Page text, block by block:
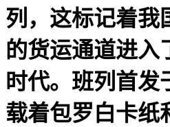
列，这标记着我
的货运通道进入
时代。班列首发
载着包罗白卡纸